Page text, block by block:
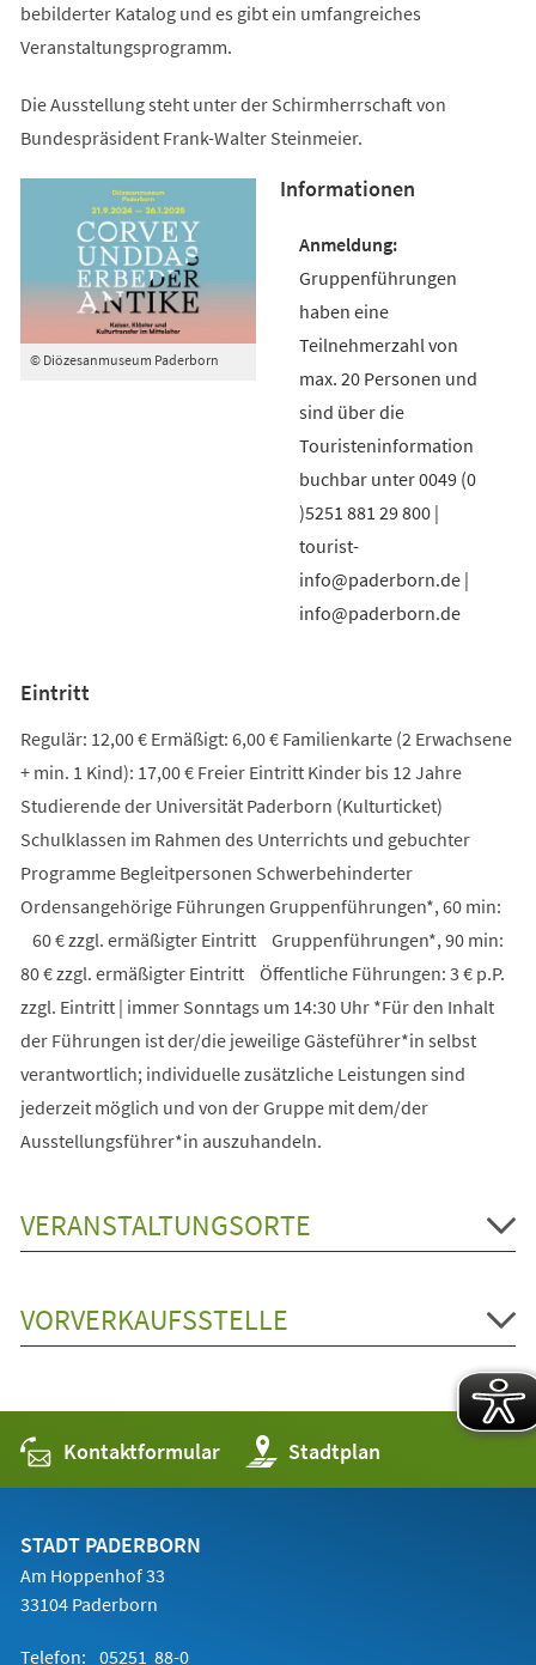
bebilderter Katalog und es gibt ein umfangreiches
Veranstaltungsprogramm.
Die Ausstellung steht unter der Schirmherrschaft von
Bundespräsident Frank-Walter Steinmeier.
© Diözesanmuseum Paderborn
Informationen
Gruppenführungen
haben eine
Teilnehmerzahl von
max. 20 Personen und
sind über die
Touristeninformation
buchbar unter 0049 (0
)5251 881 29 800 |
tourist-
info@paderborn.de |
info@paderborn.de
Eintritt
Regulär: 12,00 € Ermäßigt: 6,00 € Familienkarte (2 Erwachsene
+ min. 1 Kind): 17,00 € Freier Eintritt Kinder bis 12 Jahre
Studierende der Universität Paderborn (Kulturticket)
Schulklassen im Rahmen des Unterrichts und gebuchter
Programme Begleitpersonen Schwerbehinderter
Ordensangehörige Führungen Gruppenführungen*, 60 min:
60 € zzgl. ermäßigter Eintritt Gruppenführungen*, 90 min:
80 € zzgl. ermäßigter Eintritt Öffentliche Führungen: 3 € p.P.
zzgl. Eintritt | immer Sonntags um 14:30 Uhr *Für den Inhalt
der Führungen ist der/die jeweilige Gästeführer*in selbst
verantwortlich; individuelle zusätzliche Leistungen sind
jederzeit möglich und von der Gruppe mit dem/der
Ausstellungsführer*in auszuhandeln.
VERANSTALTUNGSORTE
VORVERKAUFSSTELLE
Kontaktformular Stadtplan
(Öffnet
in
einem
STADT PADERBORN
Am Hoppenhof 33
33104 Paderborn
Telefon: 05251 88-0